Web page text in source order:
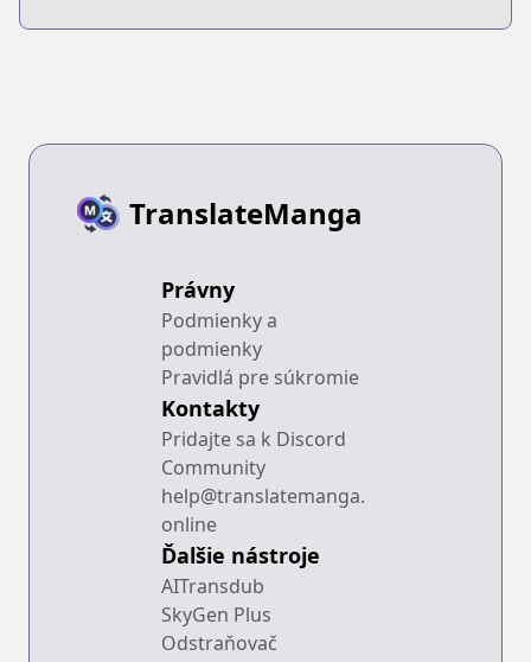
TranslateManga
Právny
Podmienky a
podmienky
Pravidlá pre súkromie
Kontakty
Pridajte sa k Discord
Community
help@translatemanga.
online
Ďalšie nástroje
AITransdub
SkyGen Plus
Odstraňovač